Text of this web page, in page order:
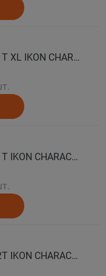
IKON Автошина 245/65 R17 111T XL IKON CHARACTER ICE 7 SUV шип.
IKON Автошина 245/75 R16 111T IKON CHARACTER ICE 7 SUV шип.
IKON Автошина 265/70 R16 112T IKON CHARACTER ICE 7 SUV шип.